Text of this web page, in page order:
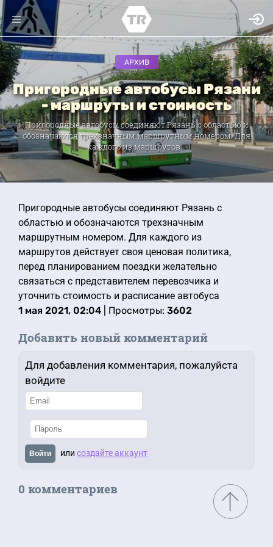
АРХИВ
Пригородные автобусы Рязани
- маршруты и стоимость
Пригородные автобусы соединяют Рязань с областью и
обозначаются трехзначным маршрутным номером. Для
каждого из маршрутов...
Пригородные автобусы соединяют Рязань с
областью и обозначаются трехзначным
маршрутным номером. Для каждого из
маршрутов действует своя ценовая политика,
перед планированием поездки желательно
связаться с представителем перевозчика и
уточнить стоимость и расписание автобуса
1 мая 2021, 02:04 | Просмотры: 3602
Добавить новый комментарий
Для добавления комментария, пожалуйста
войдите
Войти или создайте аккаунт
0 комментариев